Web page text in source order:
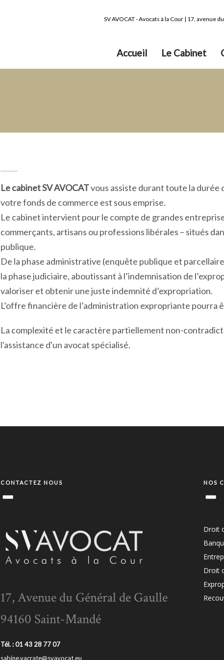
SV AVOCAT - Avocats à la Cour | 17, avenue
Accueil Le Cabinet
Le cabinet SV AVOCATvous assiste durant toute la durée
votre fonds de commerce est sous emprise.
Le cabinet intervient pour le compte de grandes
commerçants, artisans ou professions libérales – situés
publique.
De la phase administrative (enquête publique et
la phase judiciaire, aboutissant à l’indemnisation de
valoriser et obtenir une juste indemnité d’expropriation.
L’offre financière de l’administration expropriante
La complexité et le caractère partiellement non-
l'assistance d'un avocat spécialisé.
CONTACTEZ NOUS
17, Avenue du Général de Gaulle
94160 Saint-Mandé
Tél. : 01 43 28 77 07
sabine.vacrate@svavocat.eu
NOS
Droit
Droit